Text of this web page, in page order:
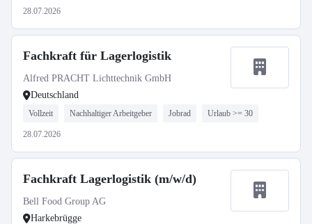
28.07.2026
Fachkraft für Lagerlogistik
Alfred PRACHT Lichttechnik GmbH
Deutschland
Vollzeit Nachhaltiger Arbeitgeber Jobrad Urlaub >= 30
28.07.2026
Fachkraft Lagerlogistik (m/w/d)
Bell Food Group AG
Harkebrügge